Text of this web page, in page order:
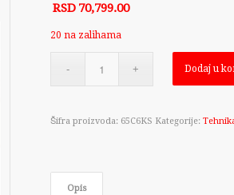
RSD 70,799.00
20 na zalihama
Dodaj u
Šifra proizvoda: 65C6KS Kategorije:
Opis